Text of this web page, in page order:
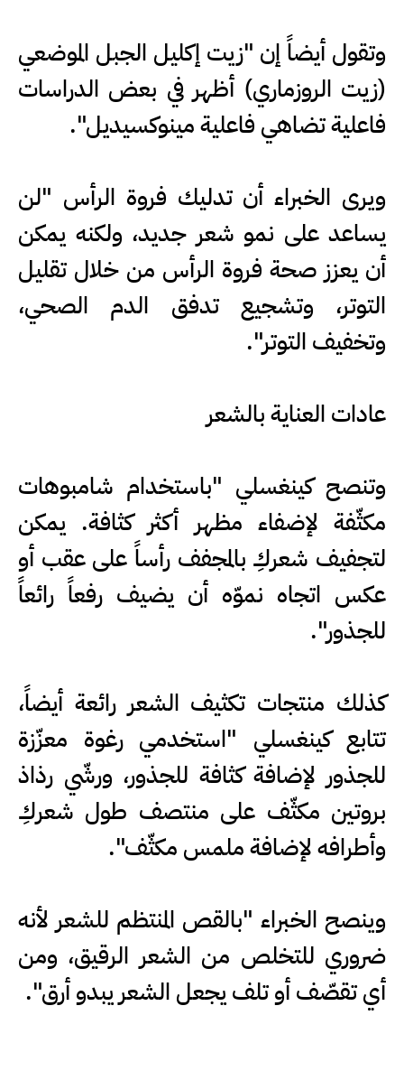
وتقول أيضاً إن "زيت إكليل الجبل الموضعي
(زيت الروزماري) أظهر في بعض الدراسات
فاعلية تضاهي فاعلية مينوكسيديل".
ويرى الخبراء أن تدليك فروة الرأس "لن
يساعد على نمو شعر جديد، ولكنه يمكن
أن يعزز صحة فروة الرأس من خلال تقليل
التوتر، وتشجيع تدفق الدم الصحي،
وتخفيف التوتر".
عادات العناية بالشعر
وتنصح كينغسلي "باستخدام شامبوهات
مكثّفة لإضفاء مظهر أكثر كثافة. يمكن
لتجفيف شعركِ بالمجفف رأساً على عقب أو
عكس اتجاه نموّه أن يضيف رفعاً رائعاً
للجذور".
كذلك منتجات تكثيف الشعر رائعة أيضاً،
تتابع كينغسلي "استخدمي رغوة معزّزة
للجذور لإضافة كثافة للجذور، ورشّي رذاذ
بروتين مكثّف على منتصف طول شعركِ
وأطرافه لإضافة ملمس مكثّف".
وينصح الخبراء "بالقص المنتظم للشعر لأنه
ضروري للتخلص من الشعر الرقيق، ومن
أي تقصّف أو تلف يجعل الشعر يبدو أرق".